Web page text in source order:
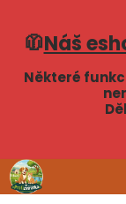
🧥Náš
Některé
Přejít
na
obsah
Zpět
Zpět
o
t